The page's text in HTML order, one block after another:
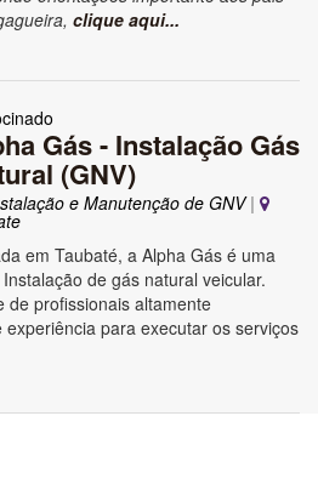
clique aqui...
Gás - Instalação Gás
(GNV)
e Manutenção de GNV|
em Taubaté, a Alpha Gás é uma
de gás natural veicular.
de profissionais altamente
para executar os serviços